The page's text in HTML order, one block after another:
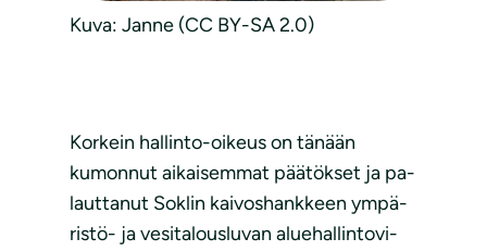
Kuva: Janne (CC BY-SA 2.0)
Kor­kein hal­lin­to-oi­keus on tä­nään
kumonnut aikaisemmat päätökset ja pa­
laut­ta­nut Soklin kai­vos­hank­keen ym­pä­
ris­tö- ja ve­si­ta­lous­lu­van alue­hal­lin­to­vi­